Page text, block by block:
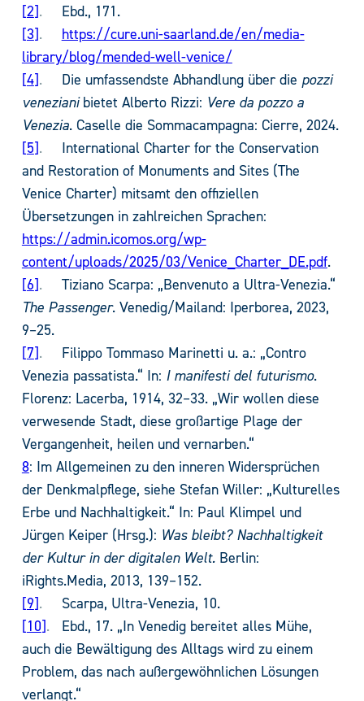
2 .
Ebd., 171.
3 .
https://cure.uni-saarland.de/en/media-
library/blog/mended-well-venice/
4 . Die umfassendste Abhandlung über die pozzi
venezianibietet Alberto Rizzi: Vere da pozzo a
Venezia. Caselle die Sommacampagna: Cierre, 2024.
5 .
International Charter for the Conservation
and Restoration of Monuments and Sites (The
Venice Charter) mitsamt den offiziellen
Übersetzungen in zahlreichen Sprachen:
https://admin.icomos.org/wp-
content/uploads/2025/03/Venice_Charter_DE.pdf.
6 .
Tiziano Scarpa: „Benvenuto a Ultra-Venezia.“
The Passenger. Venedig/Mailand: Iperborea, 2023,
9–25.
7 .
Filippo Tommaso Marinetti u. a.: „Contro
Venezia passatista.“ In: I manifesti del futurismo.
Florenz: Lacerba, 1914, 32–33. „Wir wollen diese
verwesende Stadt, diese großartige Plage der
Vergangenheit, heilen und vernarben.“
8: Im Allgemeinen zu den inneren Widersprüchen
der Denkmalpflege, siehe Stefan Willer: „Kulturelles
Erbe und Nachhaltigkeit.“ In: Paul Klimpel und
Jürgen Keiper (Hrsg.): Was bleibt? Nachhaltigkeit
der Kultur in der digitalen Welt.Berlin:
iRights.Media, 2013, 139–152.
9 .
Scarpa, Ultra-Venezia, 10.
10 .
Ebd., 17. „In Venedig bereitet alles Mühe,
auch die Bewältigung des Alltags wird zu einem
Problem, das nach außergewöhnlichen Lösungen
verlangt.“